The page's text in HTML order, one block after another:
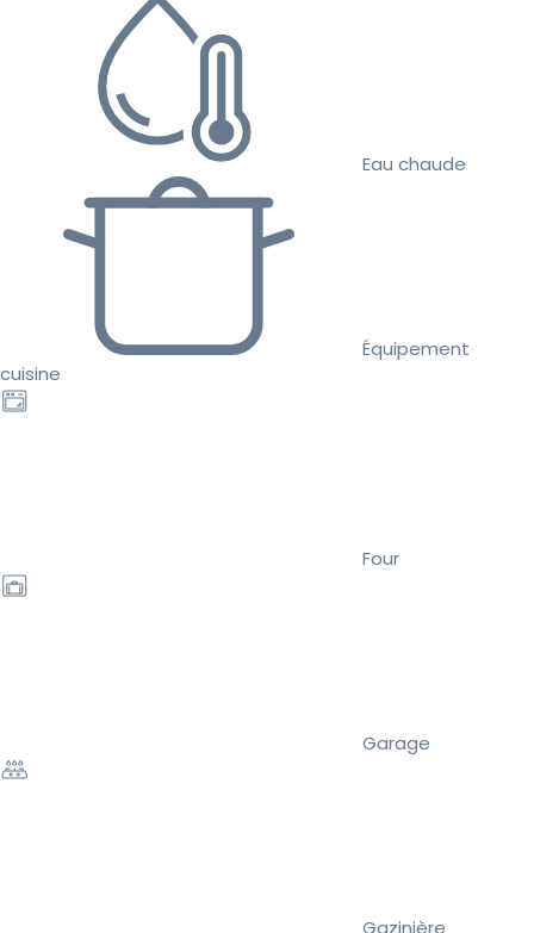
Eau chaude
Équipement
cuisine
Four
Garage
Gazinière